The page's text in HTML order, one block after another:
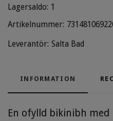
Lagersaldo: 1
Artikelnummer:
Leverantör: Salta Bad
INFORMATION
En ofylld bikinibh med